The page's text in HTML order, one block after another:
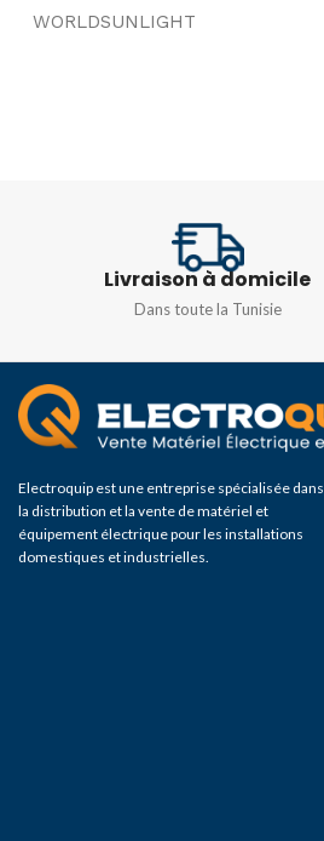
WORLDSUNLIGHT
4-6MM
COURANT NOMINAL
DEGRÉ DE PROTECTION
IP67
Livraison à domicile
Dans toute la Tunisie
Electroquip est une entreprise spécialisée dans
la distribution et la vente de matériel et
équipement électrique pour les installations
domestiques et industrielles.